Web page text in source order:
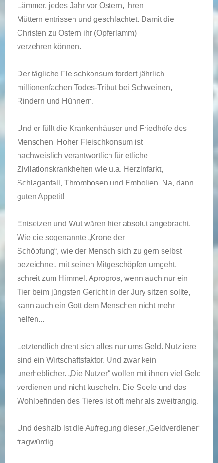
Lämmer, jedes Jahr vor Ostern, ihren
Müttern entrissen und geschlachtet. Damit die
Christen zu Ostern ihr (Opferlamm)
verzehren können.
Der tägliche Fleischkonsum fordert jährlich
millionenfachen Todes-Tribut bei Schweinen,
Rindern und Hühnern.
Und er füllt die Krankenhäuser und Friedhöfe des
Menschen! Hoher Fleischkonsum ist
nachweislich verantwortlich für etliche
Zivilationskrankheiten wie u.a. Herzinfarkt,
Schlaganfall, Thrombosen und Embolien. Na, dann
guten Appetit!
Entsetzen und Wut wären hier absolut angebracht.
Wie die sogenannte „Krone der
Schöpfung“, wie der Mensch sich zu gern selbst
bezeichnet, mit seinen Mitgeschöpfen umgeht,
schreit zum Himmel. Apropros, wenn auch nur ein
Tier beim jüngsten Gericht in der Jury sitzen sollte,
kann auch ein Gott dem Menschen nicht mehr
helfen...
Letztendlich dreht sich alles nur ums Geld. Nutztiere
sind ein Wirtschaftsfaktor. Und zwar kein
unerheblicher. „Die Nutzer“ wollen mit ihnen viel Geld
verdienen und nicht kuscheln. Die Seele und das
Wohlbefinden des Tieres ist oft mehr als zweitrangig.
Und deshalb ist die Aufregung dieser „Geldverdiener“
fragwürdig.